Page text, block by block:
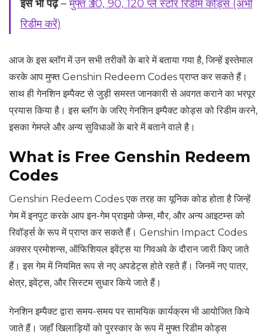
इसे भी पढ़े–मुफ्त ₹30, 90, 120 प्ले स्टोर रिडीम कोड्स (अभी
रिडीम करें)
आज के इस ब्लॉग में उन सभी तरीकों के बारे में बताया गया है, जिन्हें इस्तेमाल
करके आप मुफ्त Genshin Redeem Codes प्राप्त कर सकते हैं।
साथ ही गेनशिन इम्पैक्ट से जुड़ी समस्त जानकारी से अवगत कराने का भरपूर
प्रयास किया है। इस ब्लॉग के जरिए गेनशिन इम्पैक्ट कोड्स को रिडीम करने,
इसका गेमप्ले और अन्य सुविधाओं के बारे में बताने वाले है।
What is Free Genshin Redeem
Codes
Genshin Redeem Codes एक तरह का यूनिक कोड होता है जिन्हें
गेम में इनपुट करके आप इन-गेम प्राइमो जेम्स, मौर, और अन्य आइटम्स को
रिवॉर्ड्स के रूप में प्राप्त कर सकते हैं। Genshin Impact Codes
अक्सर प्रमोशन्स, ऑफिशियल इवेंट्स या गिवअवे के दौरान जारी किए जाते
हैं। इस गेम में नियमित रूप से नए अपडेट्स होते रहते हैं। जिनमें नए पात्र,
क्षेत्र, इवेंट्स, और सिस्टम सुधार किये जाते हैं।
गेनशिन इम्पैक्ट द्वारा समय-समय पर सामयिक कार्यक्रम भी आयोजित किये
जाते हैं। जहाँ खिलाड़ियों को पुरस्कार के रूप में मुफ्त रिडीम कोड्स